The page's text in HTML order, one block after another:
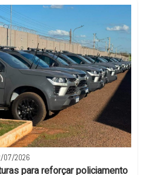
07/2026
para reforçar policiamento